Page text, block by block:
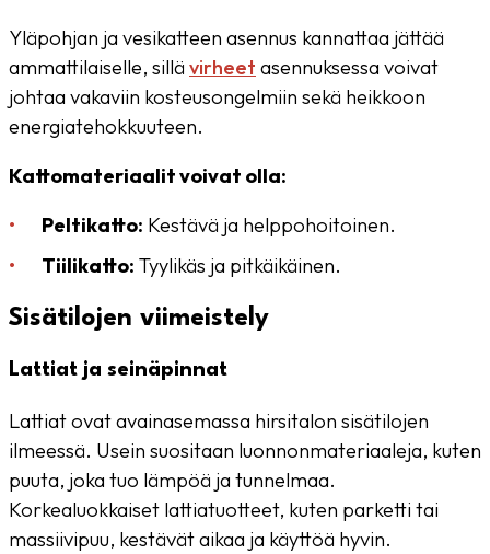
Yläpohjan ja vesikatteen asennus kannattaa jättää
ammattilaiselle, sillä virheet asennuksessa voivat
johtaa vakaviin kosteusongelmiin sekä heikkoon
energiatehokkuuteen.
Kattomateriaalit voivat olla:
Peltikatto: Kestävä ja helppohoitoinen.
Tiilikatto: Tyylikäs ja pitkäikäinen.
Sisätilojen viimeistely
Lattiat ja seinäpinnat
Lattiat ovat avainasemassa hirsitalon sisätilojen
ilmeessä. Usein suositaan luonnonmateriaaleja, kuten
puuta, joka tuo lämpöä ja tunnelmaa.
Korkealuokkaiset lattiatuotteet, kuten parketti tai
massiivipuu, kestävät aikaa ja käyttöä hyvin.